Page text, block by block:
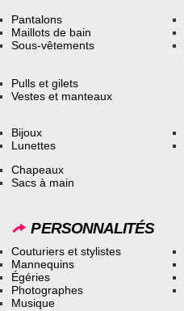
Pantalons
Maillots de bain
Sous-vêtements
Pulls et gilets
Vestes et manteaux
Bijoux
Lunettes
Chapeaux
Sacs à main
PERSONNALITÉS
Couturiers et stylistes
Mannequins
Égéries
Photographes
Musique